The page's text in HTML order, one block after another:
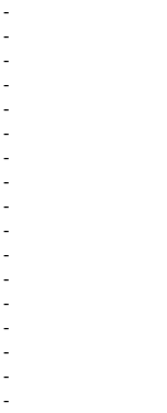
-
-
-
-
-
-
-
-
-
-
-
-
-
-
-
-
-